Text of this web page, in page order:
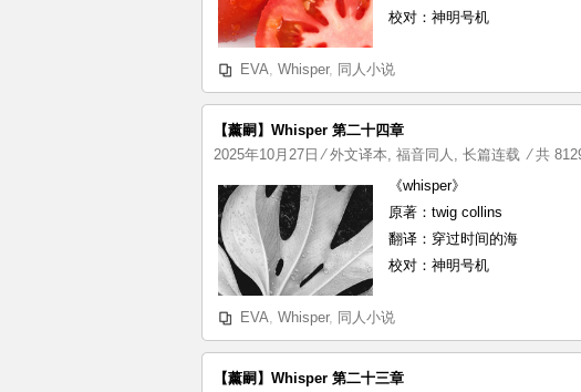
校对：神明号机
EVA, Whisper, 同人小说
【薰嗣】Whisper 第二十四章
2025年10月27日 ⁄外文译本, 福音同人 , 长篇连载 ⁄ 共
《whisper》
原著：twig collins
翻译：穿过时间的海
校对：神明号机
EVA, Whisper, 同人小说
【薰嗣】Whisper 第二十三章